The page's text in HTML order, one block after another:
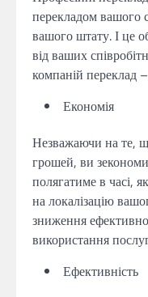
перекладом вашого
вашого штату. І це
від ваших
компаній переклад
Економія
Незважаючи на те,
грошей, ви
полягатиме в часі,
на локалізацію
зниження
використання
Ефективність